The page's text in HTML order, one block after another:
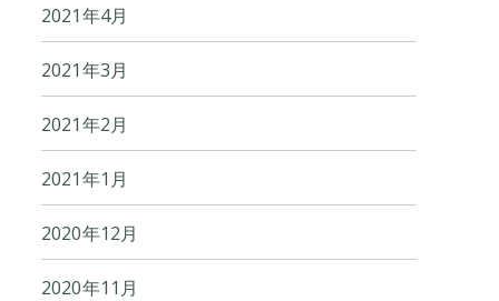
2021年4月
2021年3月
2021年2月
2021年1月
2020年12月
2020年11月